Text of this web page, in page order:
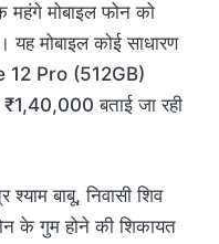
महंगे मोबाइल फोन को
मोबाइल कोई साधारण
12 Pro (512GB)
बताई जा रही
बाबू, निवासी शिव
के गुम होने की शिकायत